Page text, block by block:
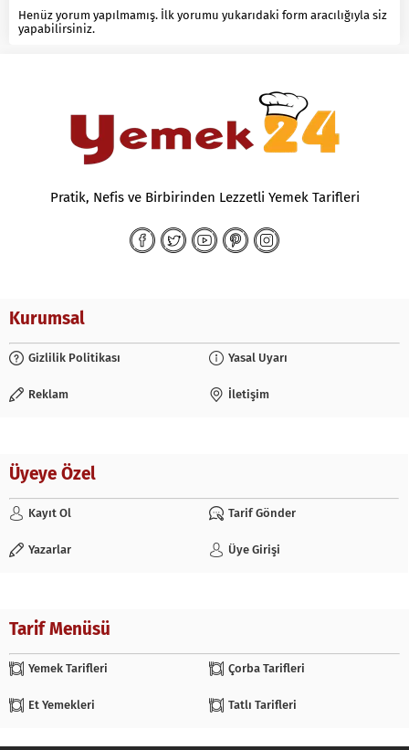
Henüz yorum yapılmamış. İlk yorumu yukarıdaki form aracılığıyla siz
yapabilirsiniz.
Pratik, Nefis ve Birbirinden Lezzetli Yemek Tarifleri
Kurumsal
Gizlilik Politikası Yasal Uyarı
Reklam İletişim
Üyeye Özel
Kayıt Ol Tarif Gönder
Yazarlar Üye Girişi
Tarif Menüsü
Yemek Tarifleri Çorba Tarifleri
Et Yemekleri Tatlı Tarifleri